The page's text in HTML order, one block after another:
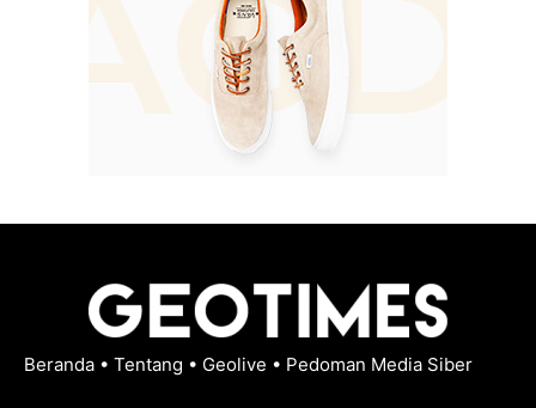
Beranda • Tentang • Geolive • Pedoman Media Siber